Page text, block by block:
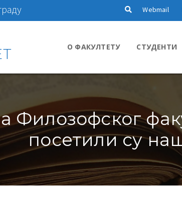
Webmail
О ФАКУЛТЕТУ СТУДЕНТИ
Филозофског
посетили су